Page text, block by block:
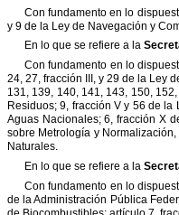
Con fundamento en lo
y 9 de la Ley de Navegación y
En lo que se refiere a la
Con fundamento en lo
24, 27, fracción III, y 29 de la Ley
131, 139, 140, 141, 143, 150, 152,
Residuos; 9, fracción V y 56 de la
Aguas Nacionales; 6, fracción X
sobre Metrología y Normalización,
Naturales.
En lo que se refiere a la
Con fundamento en lo
de la Administración Pública